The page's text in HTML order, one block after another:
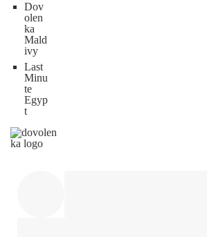
Dov
olen
ka
Mald
ivy
Last
Minu
te
Egyp
t